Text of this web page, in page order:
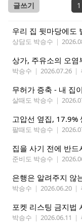
글쓰기 1
우리 집 뒷마당에도
상담도 박승수 |
상가, 주유소의 오염
박승수 | 2026.07.26 |
무허가 증축 - 내 집
살때도 박승수 |
고압선 옆집, 17.9%
팔때도 박승수 |
준비도 박승수 |
박승수 | 2026.06.20 |
포켓 리스팅 금지법
박승수 | 2026.06.11 |